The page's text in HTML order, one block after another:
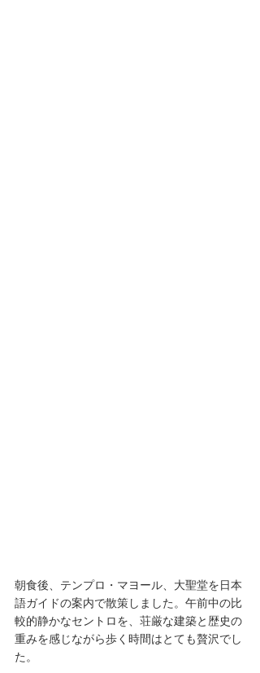
朝食後、テンプロ・マヨール、大聖堂を日本
語ガイドの案内で散策しました。午前中の比
較的静かなセントロを、荘厳な建築と歴史の
重みを感じながら歩く時間はとても贅沢でし
た。